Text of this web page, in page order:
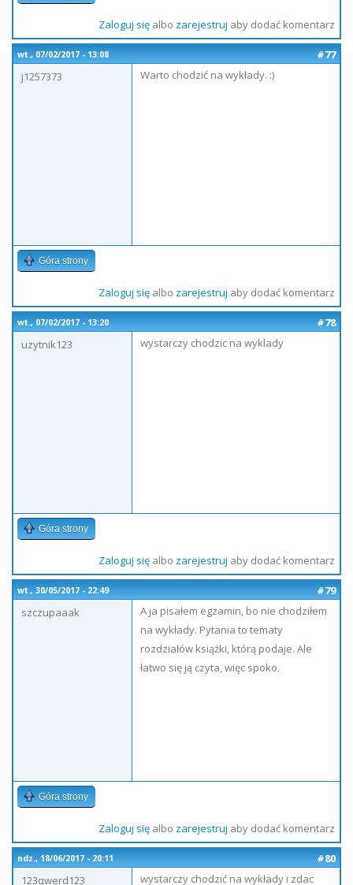
Zaloguj sięalbo zarejestruj aby dodać komentarz
wt., 07/02/2017 - 13:08
#77
j1257373
Warto chodzić na wykłady. :)
Góra strony
Zaloguj sięalbo zarejestruj aby dodać komentarz
wt., 07/02/2017 - 13:20
#78
uzytnik123
wystarczy chodzic na wyklady
Góra strony
Zaloguj sięalbo zarejestruj aby dodać komentarz
wt., 30/05/2017 - 22:49
#79
szczupaaak
A ja pisałem egzamin, bo nie chodziłem
na wykłady. Pytania to tematy
rozdziałów książki, którą podaje. Ale
łatwo się ją czyta, więc spoko.
Góra strony
Zaloguj sięalbo zarejestruj aby dodać komentarz
ndz., 18/06/2017 - 20:11
#80
123qwerd123
wystarczy chodzić na wykłady i zdac